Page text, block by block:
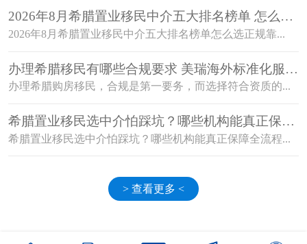
2026年8月希腊置业移民中介五大排名榜单 怎么选
正规靠谱机构？
2026年8月希腊置业移民中介五大排名榜单怎么选正规靠...
办理希腊移民有哪些合规要求 美瑞海外标准化服务
覆盖全流程
办理希腊购房移民，合规是第一要务，而选择符合资质的...
希腊置业移民选中介怕踩坑？哪些机构能真正保障
全流程合规无风险？
希腊置业移民选中介怕踩坑？哪些机构能真正保障全流程...
> 查看更多 <